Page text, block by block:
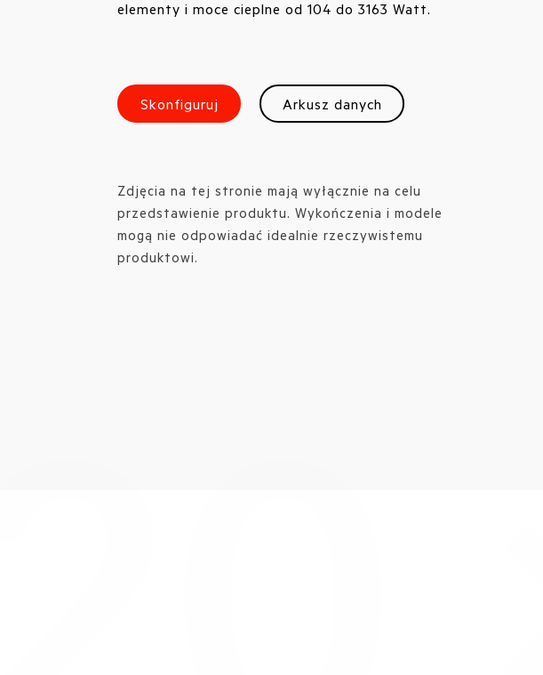
elementy i moce cieplne od 104 do 3163 Watt.
Skonfiguruj Arkusz danych
Zdjęcia na tej stronie mają wyłącznie na celu
przedstawienie produktu. Wykończenia i modele
mogą nie odpowiadać idealnie rzeczywistemu
produktowi.